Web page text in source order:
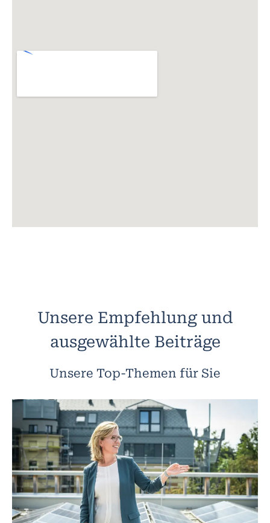
Unsere Empfehlung und
ausgewählte Beiträge
Unsere Top-Themen für Sie